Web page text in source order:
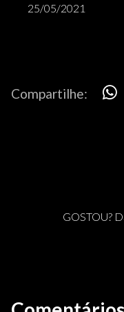
25/05/2021
Compartilhe:
GOSTOU?